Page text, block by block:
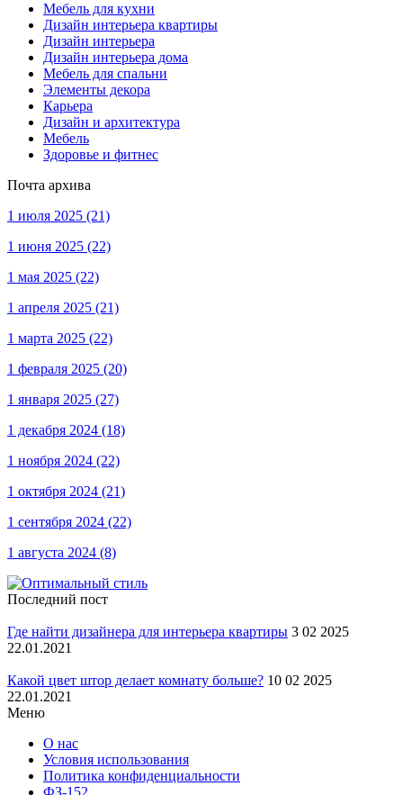
Мебель для кухни
Дизайн интерьера квартиры
Дизайн интерьера
Дизайн интерьера дома
Мебель для спальни
Элементы декора
Карьера
Дизайн и архитектура
Мебель
Здоровье и фитнес
Почта архива
1 июля 2025 (21)
1 июня 2025 (22)
1 мая 2025 (22)
1 апреля 2025 (21)
1 марта 2025 (22)
1 февраля 2025 (20)
1 января 2025 (27)
1 декабря 2024 (18)
1 ноября 2024 (22)
1 октября 2024 (21)
1 сентября 2024 (22)
1 августа 2024 (8)
Последний пост
Где найти дизайнера для интерьера квартиры 3 02 2025
22.01.2021
Какой цвет штор делает комнату больше? 10 02 2025
22.01.2021
Меню
О нас
Условия использования
Политика конфиденциальности